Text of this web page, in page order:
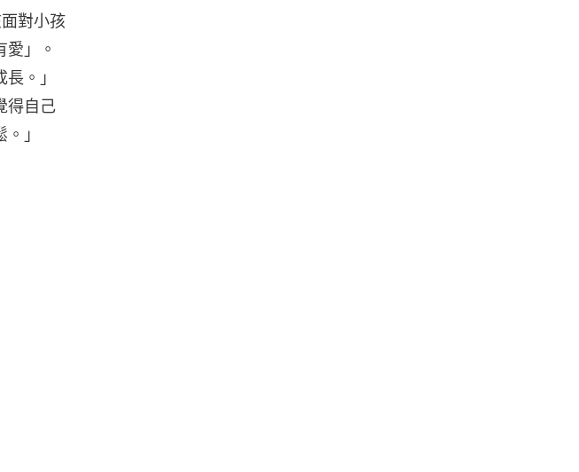
對小孩
」。
。」
得自己
」